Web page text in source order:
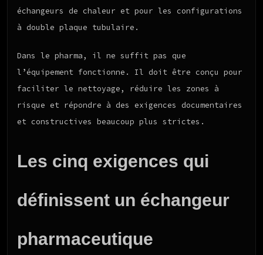
échangeurs de chaleur et pour les configurations
à double plaque tubulaire.
Dans le pharma, il ne suffit pas que
l’équipement fonctionne. Il doit être conçu pour
faciliter le nettoyage, réduire les zones à
risque et répondre à des exigences documentaires
et constructives beaucoup plus strictes.
Les cinq exigences qui
définissent un échangeur
pharmaceutique